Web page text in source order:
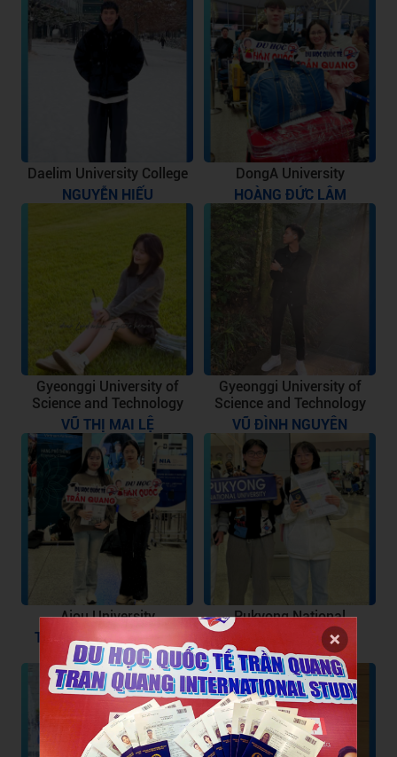
Daelim University College
NGUYỄN HIẾU
DongA University
HOÀNG ĐỨC LÂM
Gyeonggi University of
Science and Technology
VŨ THỊ MAI LỆ
Gyeonggi University of
Science and Technology
VŨ ĐÌNH NGUYÊN
Ajou University
TRẦN THỊ NHƯ QUỲNH
Pukyong National
University
NÔNG THỊ TỐ UYÊN